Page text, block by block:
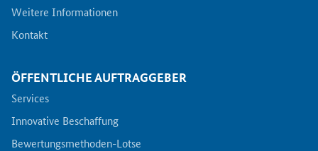
Weitere Informationen
Kontakt
ÖFFENTLICHE AUFTRAGGEBER
Services
Innovative Beschaffung
Bewertungsmethoden-Lotse